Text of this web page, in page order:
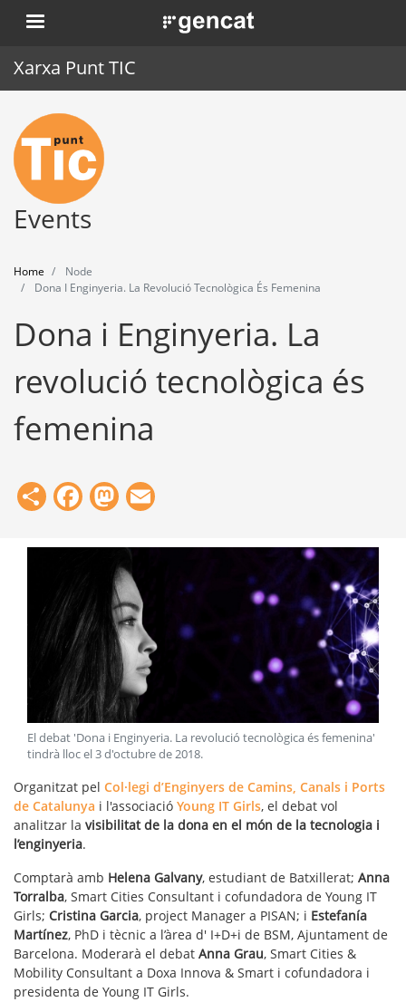
Skip
to
. Obre en una nova finestra.
Xarxa Punt TIC
Home
Punt TIC
News
Training
Tools
Events
Home
Node
Dona I Enginyeria. La Revolució Tecnològica És Femenina
Dona i Enginyeria. La
revolució tecnològica és
femenina
ShareFacebook
Mastodon
El debat 'Dona i Enginyeria. La revolució tecnològica és femenina'
tindrà lloc el 3 d'octubre de 2018.
Organitzat pel Col·legi d’Enginyers de Camins, Canals i Ports
de Catalunya i l'associació Young IT Girls, el debat vol
analitzar la visibilitat de la dona en el món de la tecnologia i
l’enginyeria.
Comptarà amb Helena Galvany, estudiant de Batxillerat; Anna
Torralba, Smart Cities Consultant i cofundadora de Young IT
Girls; Cristina Garcia, project Manager a PISAN; i Estefanía
Martínez, PhD i tècnic a l’àrea d' I+D+i de BSM, Ajuntament de
Barcelona. Moderarà el debat Anna Grau, Smart Cities &
Mobility Consultant a Doxa Innova & Smart i cofundadora i
presidenta de Young IT Girls.